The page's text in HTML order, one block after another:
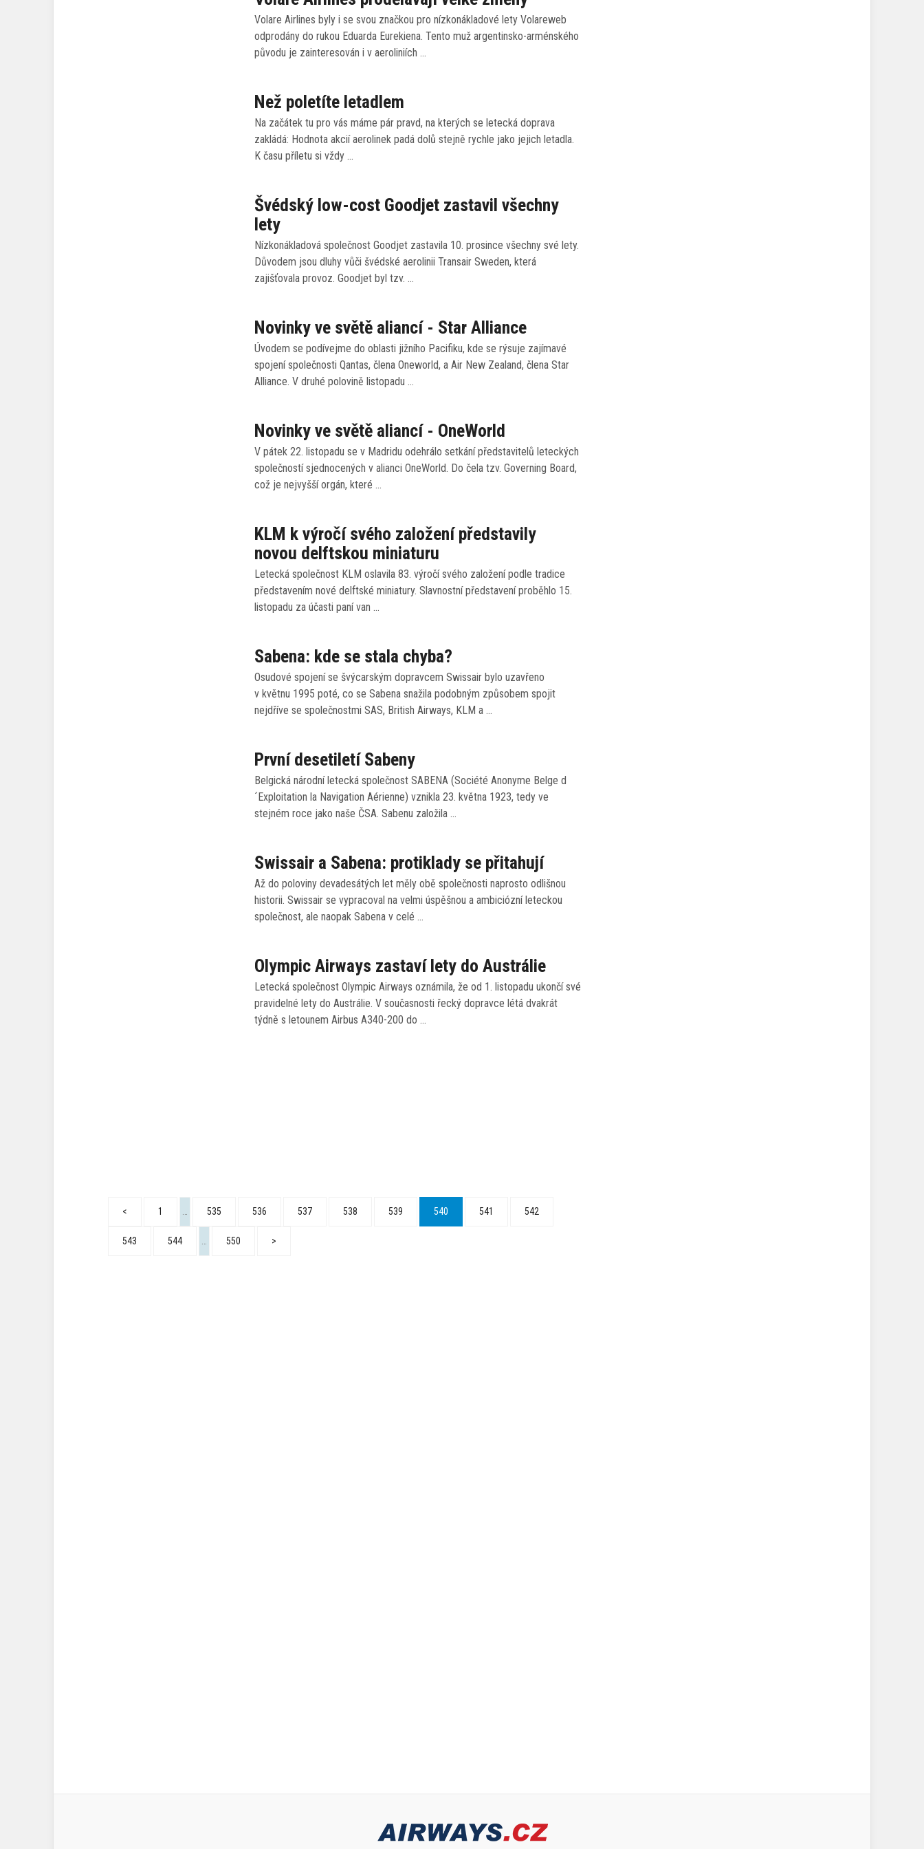
Volare Airlines byly i se svou značkou pro nízkonákladové lety Volareweb
odprodány do rukou Eduarda Eurekiena. Tento muž argentinsko-arménského
původu je zainteresován i v aeroliniích …
Než poletíte letadlem
Na začátek tu pro vás máme pár pravd, na kterých se letecká doprava
zakládá: Hodnota akcií aerolinek padá dolů stejně rychle jako jejich letadla.
K času příletu si vždy …
Švédský low-cost Goodjet zastavil všechny
lety
Nízkonákladová společnost Goodjet zastavila 10. prosince všechny své lety.
Důvodem jsou dluhy vůči švédské aerolinii Transair Sweden, která
zajišťovala provoz. Goodjet byl tzv. …
Novinky ve světě aliancí - Star Alliance
Úvodem se podívejme do oblasti jižního Pacifiku, kde se rýsuje zajímavé
spojení společnosti Qantas, člena Oneworld, a Air New Zealand, člena Star
Alliance. V druhé polovině listopadu …
Novinky ve světě aliancí - OneWorld
V pátek 22. listopadu se v Madridu odehrálo setkání představitelů leteckých
společností sjednocených v alianci OneWorld. Do čela tzv. Governing Board,
což je nejvyšší orgán, které …
KLM k výročí svého založení představily
novou delftskou miniaturu
Letecká společnost KLM oslavila 83. výročí svého založení podle tradice
představením nové delftské miniatury. Slavnostní představení proběhlo 15.
listopadu za účasti paní van …
Sabena: kde se stala chyba?
Osudové spojení se švýcarským dopravcem Swissair bylo uzavřeno
v květnu 1995 poté, co se Sabena snažila podobným způsobem spojit
nejdříve se společnostmi SAS, British Airways, KLM a …
První desetiletí Sabeny
Belgická národní letecká společnost SABENA (Société Anonyme Belge d
´Exploitation la Navigation Aérienne) vznikla 23. května 1923, tedy ve
stejném roce jako naše ČSA. Sabenu založila …
Swissair a Sabena: protiklady se přitahují
Až do poloviny devadesátých let měly obě společnosti naprosto odlišnou
historii. Swissair se vypracoval na velmi úspěšnou a ambiciózní leteckou
společnost, ale naopak Sabena v celé …
Olympic Airways zastaví lety do Austrálie
Letecká společnost Olympic Airways oznámila, že od 1. listopadu ukončí své
pravidelné lety do Austrálie. V současnosti řecký dopravce létá dvakrát
týdně s letounem Airbus A340-200 do …
< 1 535 536 537 538 539 540 541 542
543 544 550 >